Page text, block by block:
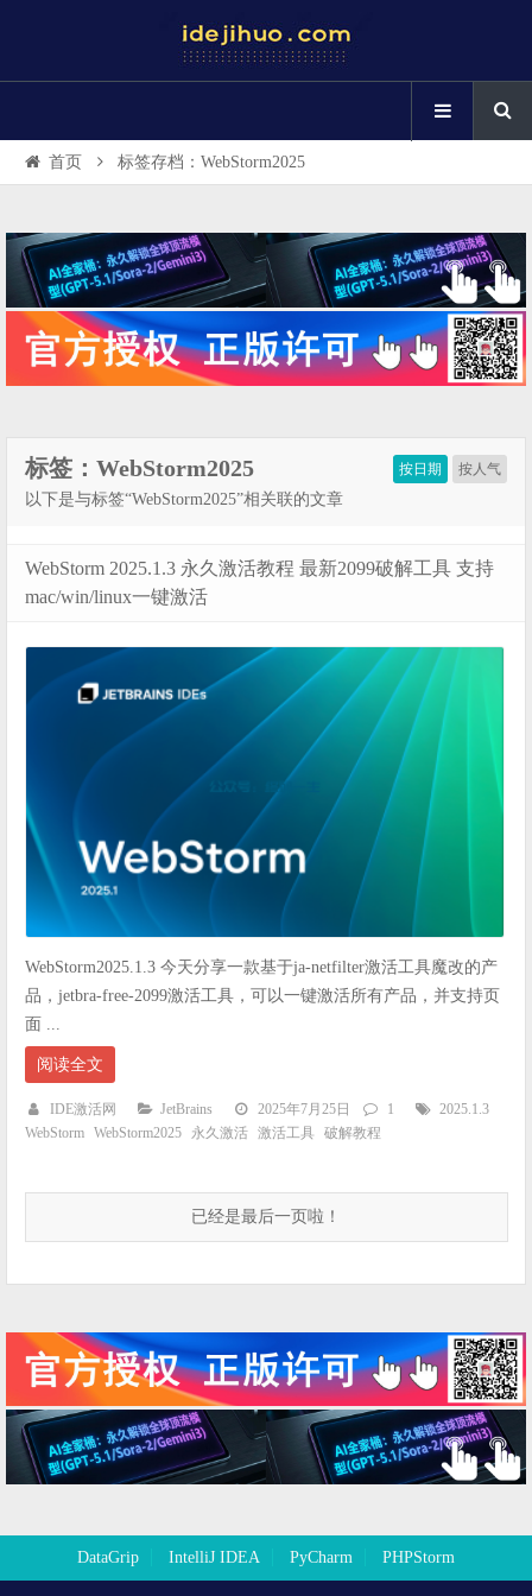
首页 标签存档：WebStorm2025
按日期 按人气
标签：WebStorm2025
以下是与标签“WebStorm2025”相关联的文章
WebStorm 2025.1.3 永久激活教程 最新2099破解工具 支持
mac/win/linux一键激活
WebStorm2025.1.3 今天分享一款基于ja-netfilter激活工具魔改的产
品，jetbra-free-2099激活工具，可以一键激活所有产品，并支持页
面 ...
阅读全文
IDE激活网 JetBrains 2025年7月25日 1
2025.1.3
WebStorm WebStorm2025 永久激活 激活工具 破解教程
已经是最后一页啦！
DataGrip IntelliJ IDEA PyCharm PHPStorm